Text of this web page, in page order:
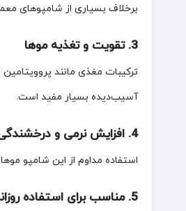
برخلاف بسیاری از شامپوهای
3. تقویت و تغذیه موها
آسیب‌دیده بسیار مفید است.
4. افزایش نرمی و درخشندگی مو
استفاده مداوم از این شامپو
5. مناسب برای استفاده روزانه